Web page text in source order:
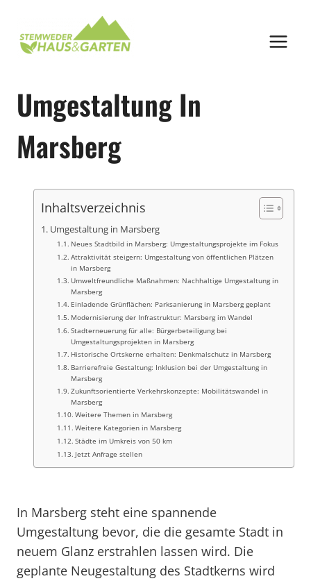
springen
Umgestaltung In
Marsberg
Inhaltsverzeichnis
Umgestaltung in Marsberg
Neues Stadtbild in Marsberg: Umgestaltungsprojekte im Fokus
Attraktivität steigern: Umgestaltung von öffentlichen Plätzen
in Marsberg
Umweltfreundliche Maßnahmen: Nachhaltige Umgestaltung in
Marsberg
Einladende Grünflächen: Parksanierung in Marsberg geplant
Modernisierung der Infrastruktur: Marsberg im Wandel
Stadterneuerung für alle: Bürgerbeteiligung bei
Umgestaltungsprojekten in Marsberg
Historische Ortskerne erhalten: Denkmalschutz in Marsberg
Barrierefreie Gestaltung: Inklusion bei der Umgestaltung in
Marsberg
Zukunftsorientierte Verkehrskonzepte: Mobilitätswandel in
Marsberg
Weitere Themen in Marsberg
Weitere Kategorien in Marsberg
Städte im Umkreis von 50 km
Jetzt Anfrage stellen
In Marsberg steht eine spannende
Umgestaltung bevor, die die gesamte Stadt in
neuem Glanz erstrahlen lassen wird. Die
geplante Neugestaltung des Stadtkerns wird